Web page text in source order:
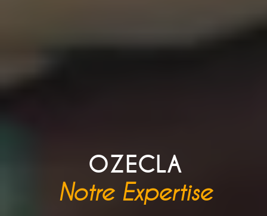
OZECLA
Notre Expertise